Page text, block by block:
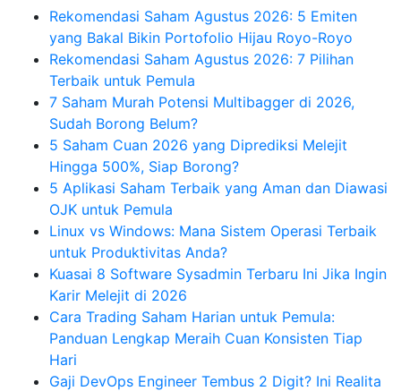
Rekomendasi Saham Agustus 2026: 5 Emiten
yang Bakal Bikin Portofolio Hijau Royo-Royo
Rekomendasi Saham Agustus 2026: 7 Pilihan
Terbaik untuk Pemula
7 Saham Murah Potensi Multibagger di 2026,
Sudah Borong Belum?
5 Saham Cuan 2026 yang Diprediksi Melejit
Hingga 500%, Siap Borong?
5 Aplikasi Saham Terbaik yang Aman dan Diawasi
OJK untuk Pemula
Linux vs Windows: Mana Sistem Operasi Terbaik
untuk Produktivitas Anda?
Kuasai 8 Software Sysadmin Terbaru Ini Jika Ingin
Karir Melejit di 2026
Cara Trading Saham Harian untuk Pemula:
Panduan Lengkap Meraih Cuan Konsisten Tiap
Hari
Gaji DevOps Engineer Tembus 2 Digit? Ini Realita